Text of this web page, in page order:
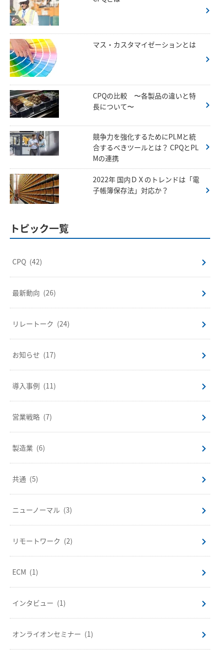
マス・カスタマイゼーションとは
CPQの比較 〜各製品の違いと特
長について〜
競争力を強化するためにPLMと統
合するべきツールとは？ CPQとPL
Mの連携
2022年 国内ＤＸのトレンドは「電
子帳簿保存法」対応か？
トピック一覧
CPQ (42)
最新動向 (26)
リレートーク (24)
お知らせ (17)
導入事例 (11)
営業戦略 (7)
製造業 (6)
共通 (5)
ニューノーマル (3)
リモートワーク (2)
ECM (1)
インタビュー (1)
オンライオンセミナー (1)